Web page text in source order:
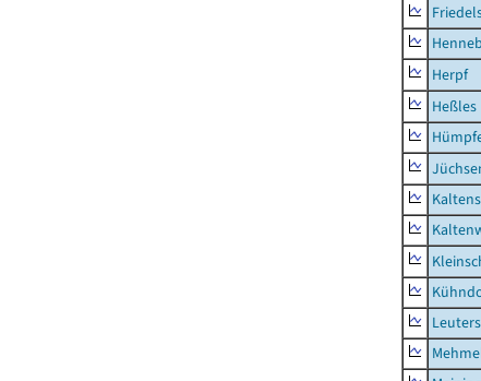
Herpf
Heßles